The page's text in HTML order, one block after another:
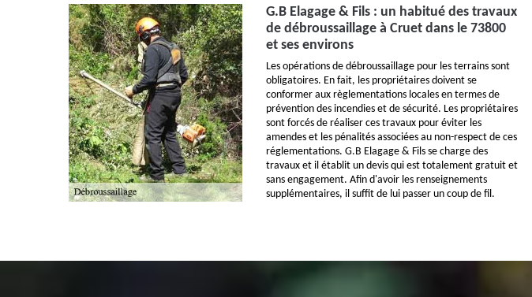
G.B Elagage & Fils : un habitué des travaux
de débroussaillage à Cruet dans le 73800
et ses environs
Les opérations de débroussaillage pour les terrains sont
obligatoires. En fait, les propriétaires doivent se
conformer aux règlementations locales en termes de
prévention des incendies et de sécurité. Les propriétaires
sont forcés de réaliser ces travaux pour éviter les
amendes et les pénalités associées au non-respect de ces
réglementations. G.B Elagage & Fils se charge des
travaux et il établit un devis qui est totalement gratuit et
sans engagement. Afin d'avoir les renseignements
supplémentaires, il suffit de lui passer un coup de fil.